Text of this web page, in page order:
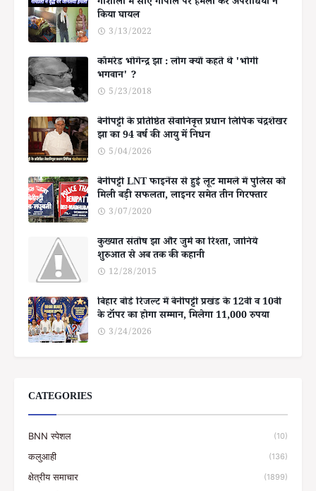
गोशाला में सोए गोपाल पर हमला कर अपराधियों ने
किया घायल
3/13/2022
कॉमरेड भोगेन्द्र झा : लोग क्यों कहते थे 'भोगी
भगवान' ?
5/23/2018
बेनीपट्टी के प्रतिष्ठित सेवानिवृत्त प्रधान लिपिक चंद्रशेखर
झा का 94 वर्ष की आयु में निधन
5/04/2026
बेनीपट्टी LNT फाइनेंस से हुई लूट मामले में पुलिस को
मिली बड़ी सफलता, लाइनर समेत तीन गिरफ्तार
3/07/2020
कुख्यात संतोष झा और जुर्म का रिश्ता, जानिये
शुरुआत से अब तक की कहानी
12/28/2015
बिहार बोर्ड रिजल्ट में बेनीपट्टी प्रखंड के 12वीं व 10वीं
के टॉपर का होगा सम्मान, मिलेगा 11,000 रुपया
3/24/2026
CATEGORIES
BNN स्पेशल (10)
कलुआही (136)
क्षेत्रीय समाचार (1899)